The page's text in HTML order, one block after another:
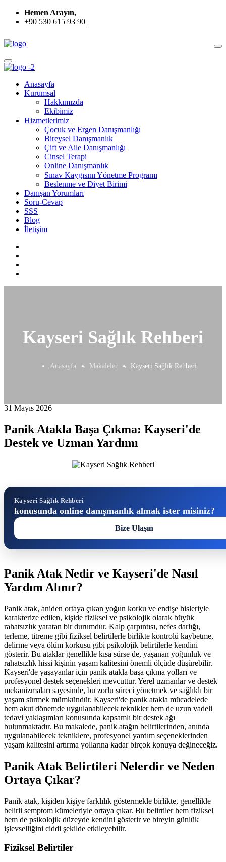
Hemen Arayın,
+90 530 615 93 90
Anasayfa
Kurumsal
Hakkımızda
Ekibimiz
Hizmetlerimiz
Çocuk ve Ergen Danışmanlığı
Bireysel Danışmanlık
Çift ve Aile Danışmanlığı
Cinsel Terapi
Online Danışmanlık
Sınav Kaygısını Yönetme Programı
Beslenme ve Diyet Birimi
Danışan Yorumları
Soru-Cevap
SSS
Blog
İletişim
Kayseri Sağlık Rehberi
Anasayfa Makaleler Kayseri Sağlık Rehberi
31 Mayıs 2026
Panik Atakla Başa Çıkma: Kayseri'de
Destek ve Uzman Yardımı
Kayseri Sağlık Rehberi
konusunda online danışmanlık almak ister misiniz?
Bize Ulaşın
Panik Atak Nedir ve Kayseri'de Nasıl
Yardım Alınır?
Panik atak, aniden ortaya çıkan yoğun korku ve endişe hisleriyle
karakterize edilen, kişide fiziksel ve psikolojik olarak büyük
rahatsızlık yaratan bir durumdur. Kalp çarpıntısı, nefes darlığı,
terleme, titreme gibi fiziksel belirtilerle birlikte kontrolü kaybetme,
delirme veya ölüm korkusu gibi psikolojik belirtilerle kendini
gösterir. Bu ataklar genellikle kısa sürse de, yaşanan yoğunluk ve
rahatsızlık hissi kişinin yaşam kalitesini önemli ölçüde düşürebilir.
Kayseri'de yaşayanlar için panik atakla başa çıkma yolları ve
profesyonel destek seçenekleri mevcuttur. Yerel uzmanlar ve destek
mekanizmaları sayesinde, bu zorlu süreci yönetmek ve sağlıklı bir
yaşam sürmek mümkündür. Kayseri'de panik atakla mücadelede
hem akut dönemde uygulanabilecek teknikler hem de uzun vadeli
tedavi yaklaşımları konusunda kapsamlı bir destek ağı
bulunmaktadır. Bu makalede, panik atağın belirtilerinden, anında
uygulanabilecek tekniklere, profesyonel yardım seçeneklerinden
yaşam kalitesini artırma yollarına kadar birçok konuya değineceğiz.
Panik Atak Belirtileri Nelerdir ve Neden
Ortaya Çıkar?
Panik atak, kişiden kişiye farklılık göstermekle birlikte, genellikle
belirli semptom kümeleriyle ortaya çıkar. Bu belirtiler hem fiziksel
hem de psikolojik düzeyde kendini gösterir ve bireyin günlük
işlevselliğini ciddi şekilde etkileyebilir.
Fiziksel Belirtiler